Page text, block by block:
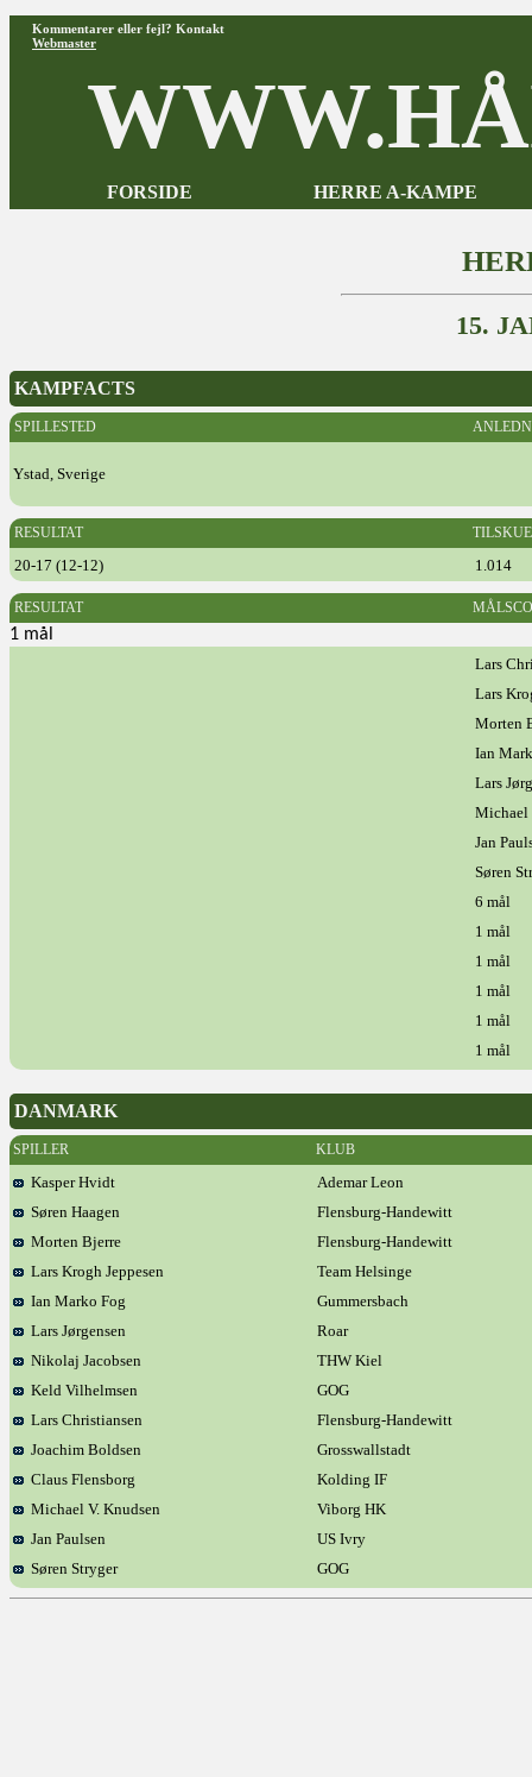
Kommentarer eller fejl? Kontakt
Webmaster
FORSIDE HERRE A-KAMPE
15.
KAMPFACTS
SPILLESTED
Ystad, Sverige
RESULTAT
20-17 (12-12) 1.014
RESULTAT
1 mål
Lars
Lars
Morten
Ian
Lars
Michael
Jan
Søren
6 mål
1 mål
1 mål
1 mål
1 mål
1 mål
DANMARK
SPILLER KLUB
Kasper Hvidt
Ademar Leon
Søren Haagen
Flensburg-Handewitt
Morten Bjerre
Flensburg-Handewitt
Lars Krogh Jeppesen
Team Helsinge
Ian Marko Fog
Gummersbach
Lars Jørgensen
Roar
Nikolaj Jacobsen
THW Kiel
Keld Vilhelmsen
GOG
Lars Christiansen
Flensburg-Handewitt
Joachim Boldsen
Grosswallstadt
Claus Flensborg
Kolding IF
Michael V. Knudsen
Viborg HK
Jan Paulsen
US Ivry
Søren Stryger
GOG